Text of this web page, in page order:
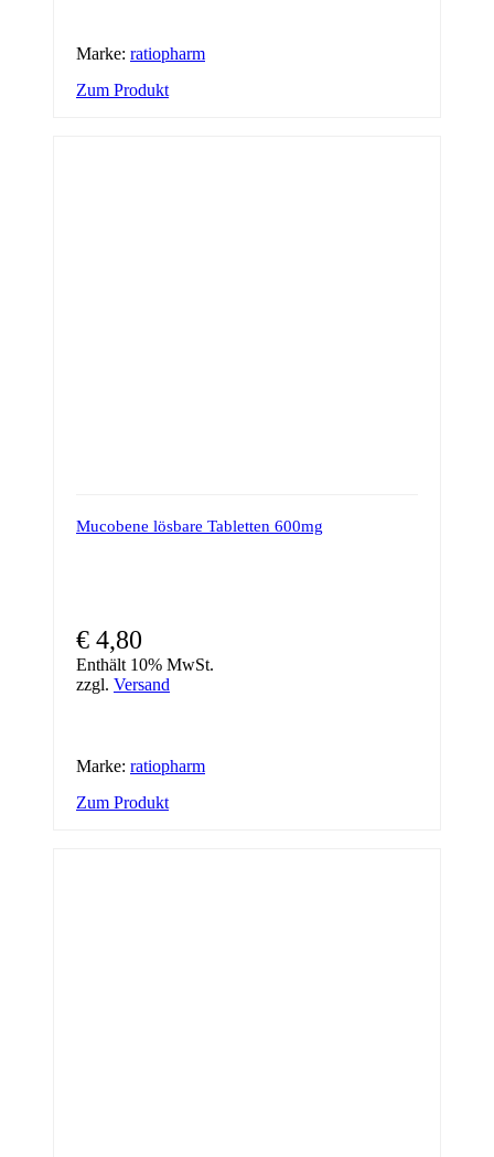
Marke: ratiopharm
Zum Produkt
Mucobene lösbare Tabletten 600mg
€ 4,80
Enthält 10% MwSt.
zzgl. Versand
Marke: ratiopharm
Zum Produkt